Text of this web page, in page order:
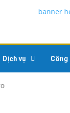
Dịch vụ Công